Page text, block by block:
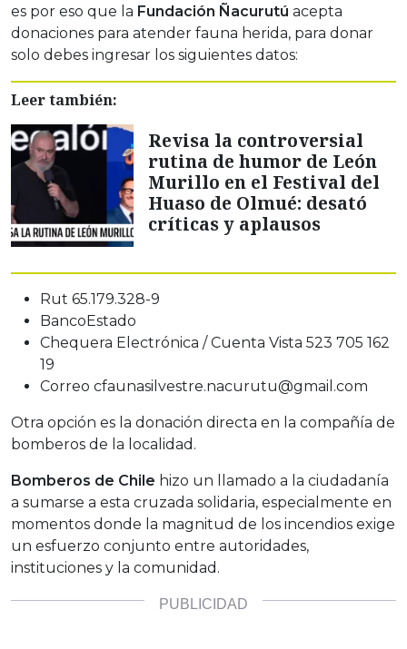
es por eso que la Fundación Ñacurutú acepta
donaciones para atender fauna herida, para donar
solo debes ingresar los siguientes datos:
Leer también:
Revisa la controversial
rutina de humor de León
Murillo en el Festival del
Huaso de Olmué: desató
críticas y aplausos
Rut 65.179.328-9
BancoEstado
Chequera Electrónica / Cuenta Vista 523 705 162
19
Correo cfaunasilvestre.nacurutu@gmail.com
Otra opción es la donación directa en la compañía de
bomberos de la localidad.
Bomberos de Chile hizo un llamado a la ciudadanía
a sumarse a esta cruzada solidaria, especialmente en
momentos donde la magnitud de los incendios exige
un esfuerzo conjunto entre autoridades,
instituciones y la comunidad.